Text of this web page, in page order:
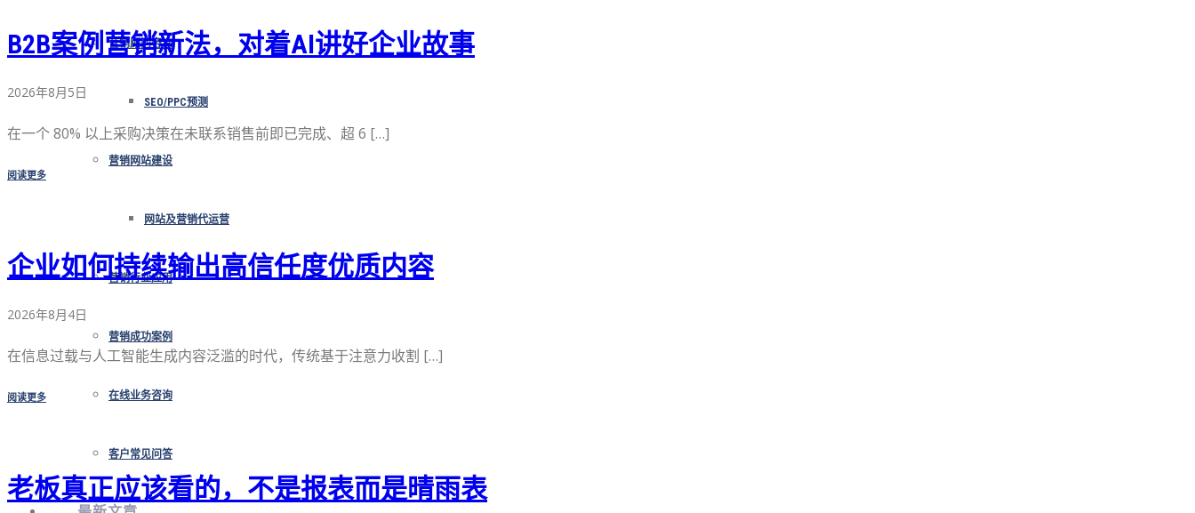
营销顾问咨询
SEO/PPC预测
营销网站建设
网站及营销代运营
营销行业应用
营销成功案例
在线业务咨询
客户常见问答
B2B案例营销新法，对着AI讲好企业故事
2026年8月5日
在一个 80% 以上采购决策在未联系销售前即已完成、超 6 […]
阅读更多
企业如何持续输出高信任度优质内容
2026年8月4日
在信息过载与人工智能生成内容泛滥的时代，传统基于注意力收割 […]
阅读更多
老板真正应该看的，不是报表而是晴雨表